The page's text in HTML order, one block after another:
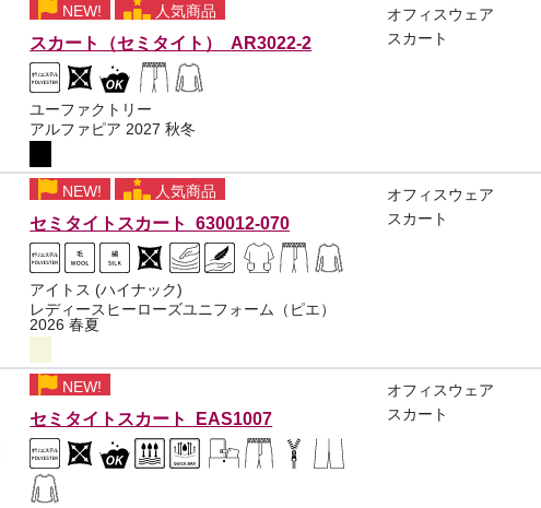
NEW! 人気商品
スカート（セミタイト） AR3022-2
ユーファクトリー
アルファピア 2027 秋冬
オフィスウェア
スカート
NEW! 人気商品
セミタイトスカート 630012-070
アイトス (ハイナック)
レディースヒーローズユニフォーム（ピエ）
2026 春夏
オフィスウェア
スカート
NEW!
セミタイトスカート EAS1007
オフィスウェア
スカート